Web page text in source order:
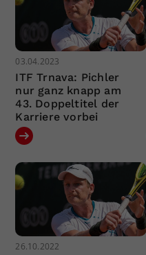
03.04.2023
ITF Trnava: Pichler
nur ganz knapp am
43. Doppeltitel der
Karriere vorbei
26.10.2022